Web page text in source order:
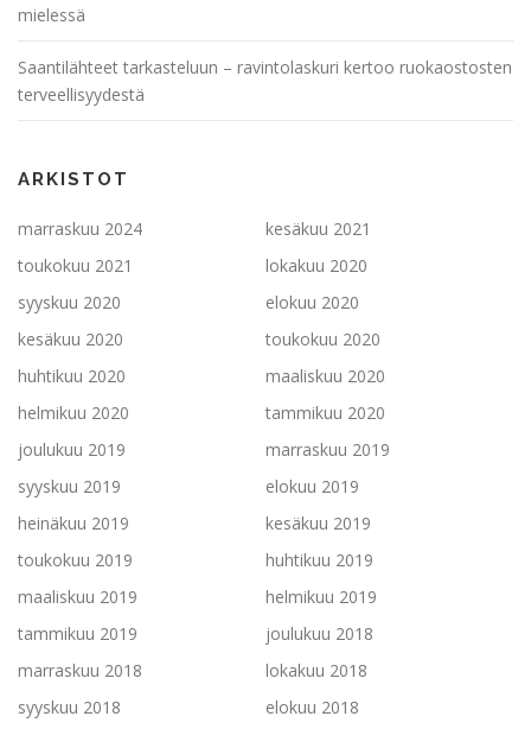
mielessä
Saantilähteet tarkasteluun – ravintolaskuri kertoo ruokaostosten
terveellisyydestä
ARKISTOT
marraskuu 2024
kesäkuu 2021
toukokuu 2021
lokakuu 2020
syyskuu 2020
elokuu 2020
kesäkuu 2020
toukokuu 2020
huhtikuu 2020
maaliskuu 2020
helmikuu 2020
tammikuu 2020
joulukuu 2019
marraskuu 2019
syyskuu 2019
elokuu 2019
heinäkuu 2019
kesäkuu 2019
toukokuu 2019
huhtikuu 2019
maaliskuu 2019
helmikuu 2019
tammikuu 2019
joulukuu 2018
marraskuu 2018
lokakuu 2018
syyskuu 2018
elokuu 2018